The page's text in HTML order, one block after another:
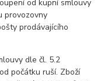
od kupní smlouvy
provozovny
prodávajícího
dle čl. 5.2
počátku ruší. Zboží